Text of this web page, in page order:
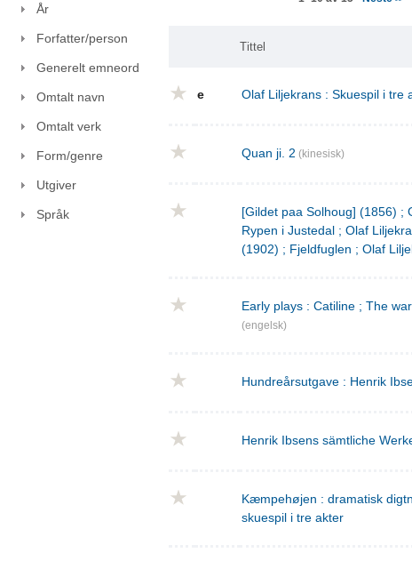
År
Forfatter/person
Generelt emneord
Omtalt navn
Omtalt verk
Form/genre
Utgiver
Språk
Tittel
e Olaf Liljekrans : Skuespil i tre
Quan ji. 2 (kinesisk)
[Gildet paa Solhoug] (1856) ;
Rypen i Justedal ; Olaf
(1902) ; Fjeldfuglen ; Olaf
Early plays : Catiline ; The
(engelsk)
Hundreårsutgave : Henrik
Henrik Ibsens sämtliche
Kæmpehøjen : dramatisk
skuespil i tre akter